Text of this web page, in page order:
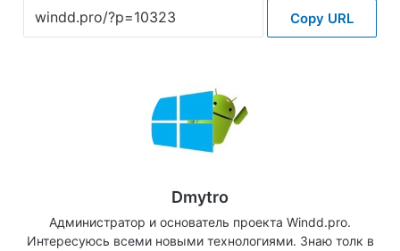
Copy URL
Dmytro
Администратор и основатель проекта Windd.pro.
Интересуюсь всеми новыми технологиями. Знаю толк в